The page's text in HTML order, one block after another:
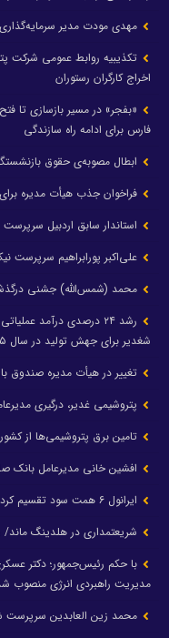
مهدی مودت مدیر
تکذیبیه روابط عمومی شرکت
اخراج کارگران رستوران
«بفجر» در مسیر بازسازی تا
فارس برای ادامه راه سازندگی
ابطال مصوبه‌ی حقوق
فراخوان جذب هیأت مدیره برای
استاندار سابق اردبیل
علی‌اکبر پورابراهیم سرپرست
محمد (شمس‌الله) جشنی
شغدیر برای جهش تولید در سال ۱۴۰۵ آماده شد
تغییر در هیأت مدیره صندوق
پتروشیمی غدیر، درگیری
تامین برق پتروشیمی‌ها از کشور
افشین خانی مدیرعامل بانک
ایرانول ۶ همت سود تقسیم کرد
شریعتمداری در هلدینگ ماند/
با حکم رئیس‌جمهور؛ دکتر
مدیریت راهبردی انرژی منصوب
محمد زین العابدین سرپرست